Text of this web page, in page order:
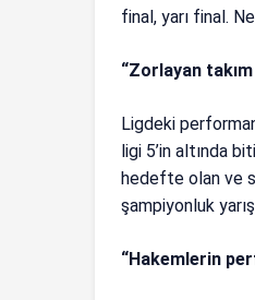
final, yarı final.
“Zorlayan
Ligdeki
ligi 5’in altında
hedefte olan ve
şampiyonluk
“Hakemlerin